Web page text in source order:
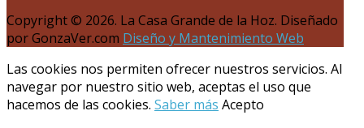
Copyright © 2026. La Casa Grande de la Hoz. Diseñado
por GonzaVer.com Diseño y Mantenimiento Web
Las cookies nos permiten ofrecer nuestros servicios. Al
navegar por nuestro sitio web, aceptas el uso que
hacemos de las cookies. Saber más Acepto